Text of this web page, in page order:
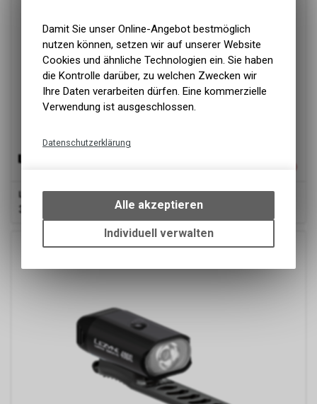
Lezyne Mini Drive 400Xl, silver gloss
39.90
Damit Sie unser Online-Angebot bestmöglich
nutzen können, setzen wir auf unserer Website
Cookies und ähnliche Technologien ein. Sie haben
die Kontrolle darüber, zu welchen Zwecken wir
Ihre Daten verarbeiten dürfen. Eine kommerzielle
Verwendung ist ausgeschlossen.
Datenschutzerklärung
bestimmte Interaktionen und
Einstellungen auf Ihrem Gerät,
um die grundlegenden
Funktionen unseres Online-
keinerlei Rückschlüsse auf Ihre
persönlichen Informationen
zulassen.
Alle akzeptieren
Individuell verwalten